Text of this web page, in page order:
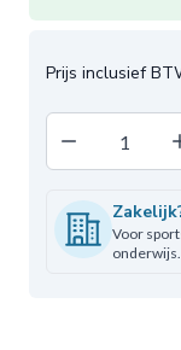
Decrease
Voor